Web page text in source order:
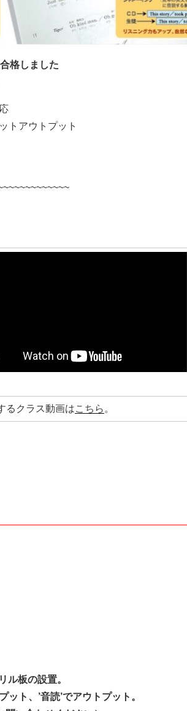
格しました
トアウトプット
るクラス動画はこちら。
ル板の設置。
ト、’音読’でアウトプット。